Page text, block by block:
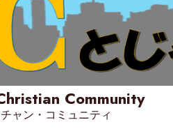
Community
ャン・コミュニティ